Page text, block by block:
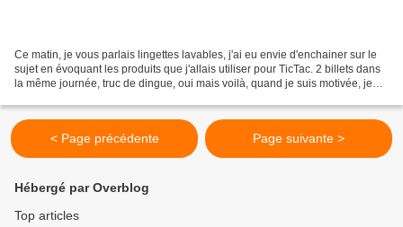
Ce matin, je vous parlais lingettes lavables, j'ai eu envie d'enchainer sur le
sujet en évoquant les produits que j'allais utiliser pour TicTac. 2 billets dans
la même journée, truc de dingue, oui mais voilà, quand je suis motivée, je
< Page précédente Page suivante >
Hébergé par Overblog
Top articles